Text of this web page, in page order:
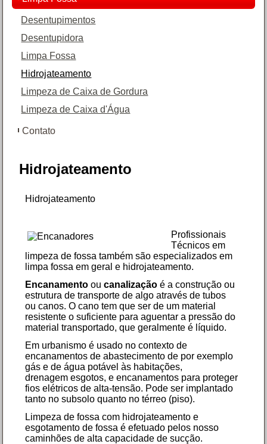
Desentupimentos
Desentupidora
Limpa Fossa
Hidrojateamento
Limpeza de Caixa de Gordura
Limpeza de Caixa d'Água
Contato
Hidrojateamento
Hidrojateamento
Profissionais
Técnicos em
limpeza de fossa também são especializados em
limpa fossa em geral e hidrojateamento.
Encanamento oucanalização é a construção ou
estrutura de transporte de algo através de tubos
oucanos. O cano tem que ser de um material
resistente o suficiente para aguentar a pressão do
material transportado, que geralmente é líquido.
Em urbanismo é usado no contexto de
encanamentos de abastecimento de por exemplo
gás e de água potável às habitações,
drenagemesgotos, e encanamentos para proteger
fios elétricos de alta-tensão. Pode ser implantado
tanto no subsolo quanto no térreo (piso).
Limpeza de fossa com hidrojateamento e
esgotamento de fossa é efetuado pelos nosso
caminhões de alta capacidade de sucção.